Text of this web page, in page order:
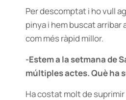
Per descomptat i ho vull
pinya i hem buscat
com més ràpid millor.
-Estem a la setmana de
múltiples actes. Què ha
Ha costat molt de